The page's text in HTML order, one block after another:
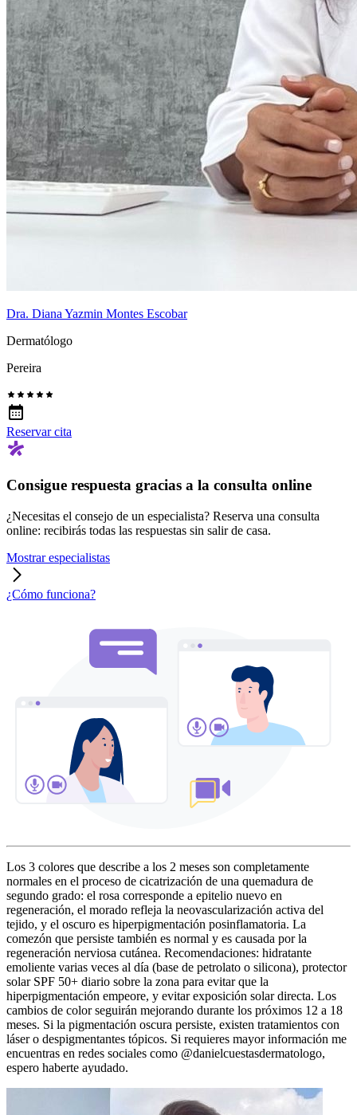
Dra. Diana Yazmin Montes Escobar
Dermatólogo
Pereira
Reservar cita
Consigue respuesta gracias a la consulta online
¿Necesitas el consejo de un especialista? Reserva una consulta
online: recibirás todas las respuestas sin salir de casa.
Mostrar especialistas
¿Cómo funciona?
Los 3 colores que describe a los 2 meses son completamente
normales en el proceso de cicatrización de una quemadura de
segundo grado: el rosa corresponde a epitelio nuevo en
regeneración, el morado refleja la neovascularización activa del
tejido, y el oscuro es hiperpigmentación posinflamatoria. La
comezón que persiste también es normal y es causada por la
regeneración nerviosa cutánea. Recomendaciones: hidratante
emoliente varias veces al día (base de petrolato o silicona), protector
solar SPF 50+ diario sobre la zona para evitar que la
hiperpigmentación empeore, y evitar exposición solar directa. Los
cambios de color seguirán mejorando durante los próximos 12 a 18
meses. Si la pigmentación oscura persiste, existen tratamientos con
láser o despigmentantes tópicos. Si requieres mayor información me
encuentras en redes sociales como @danielcuestasdermatologo,
espero haberte ayudado.